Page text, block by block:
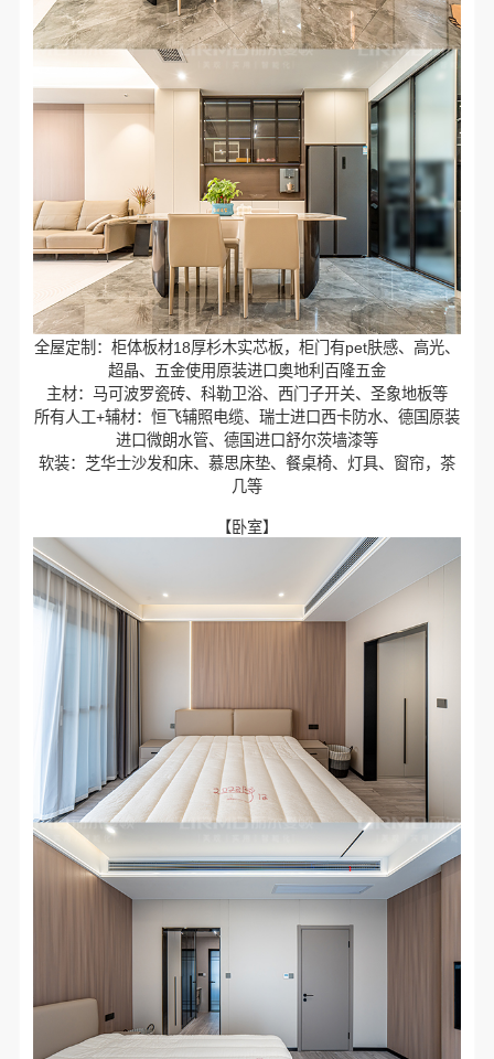
全屋定制：柜体板材18厚杉木实芯板，柜门有pet肤感、高光、
超晶、五金使用原装进口奥地利百隆五金
主材：马可波罗瓷砖、科勒卫浴、西门子开关、圣象地板等
所有人工+辅材：恒飞辅照电缆、瑞士进口西卡防水、德国原装
进口微朗水管、德国进口舒尔茨墙漆等
软装：芝华士沙发和床、慕思床垫、餐桌椅、灯具、窗帘，茶
几等
【卧室】